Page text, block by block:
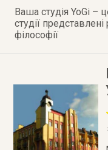
Ваша студія YoGi –
студії
філософії